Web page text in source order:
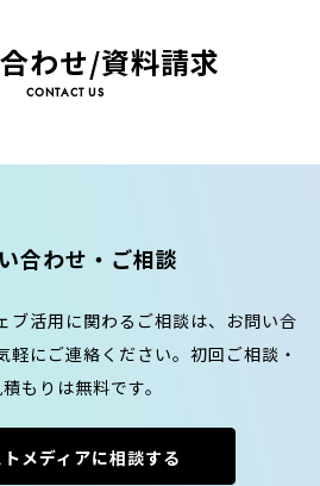
わせ/資料請求
CONTACT US
合わせ・ご相談
ブ活用に関わるご相談は、お問い合
軽にご連絡ください。初回ご相談・
もりは無料です。
メディアに相談する